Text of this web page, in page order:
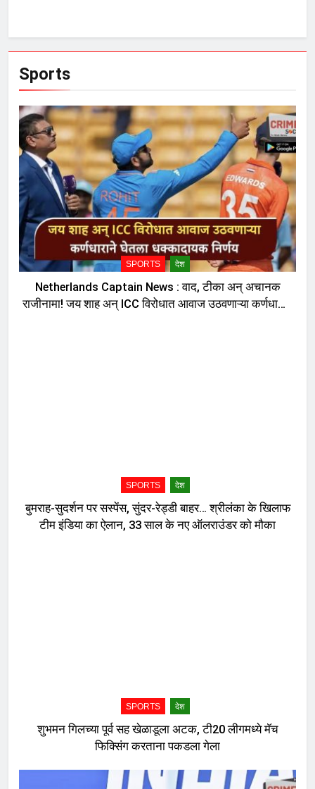
Sports
SPORTS देश
Netherlands Captain News : वाद, टीका अन् अचानक
राजीनामा! जय शाह अन् ICC विरोधात आवाज उठवणाऱ्या कर्णधाराने
SPORTS देश
बुमराह-सुदर्शन पर सस्पेंस, सुंदर-रेड्डी बाहर… श्रीलंका के खिलाफ
टीम इंडिया का ऐलान, 33 साल के नए ऑलराउंडर को मौका
SPORTS देश
शुभमन गिलच्या पूर्व सह खेळाडूला अटक, टी20 लीगमध्ये मॅच
फिक्सिंग करताना पकडला गेला